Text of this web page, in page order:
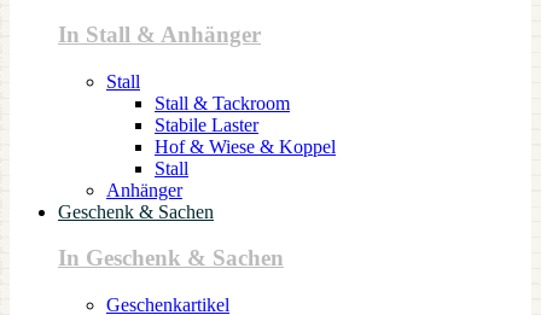
In Stall & Anhänger
Stall
Stall & Tackroom
Stabile Laster
Hof & Wiese & Koppel
Stall
Anhänger
Geschenk & Sachen
In Geschenk & Sachen
Geschenkartikel